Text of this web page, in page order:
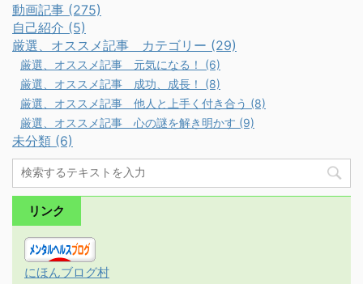
動画記事 (275)
自己紹介 (5)
厳選、オススメ記事 カテゴリー (29)
厳選、オススメ記事 元気になる！ (6)
厳選、オススメ記事 成功、成長！ (8)
厳選、オススメ記事 他人と上手く付き合う (8)
厳選、オススメ記事 心の謎を解き明かす (9)
未分類 (6)
リンク
にほんブログ村